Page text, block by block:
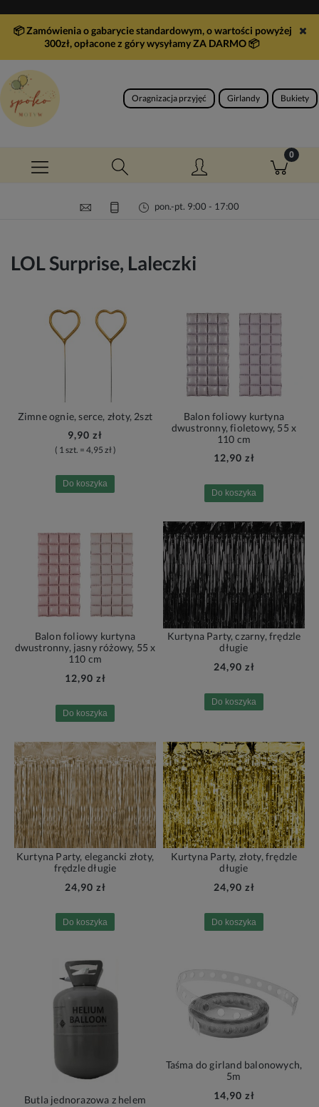
📦 Zamówienia o gabarycie standardowym, o wartości powyżej
300zł, opłacone z góry wysyłamy ZA DARMO📦
Oragnizacja przyjęć Girlandy Bukiety
pon.-pt. 9:00 - 17:00
LOL Surprise, Laleczki
Zimne ognie, serce, złoty, 2szt
9,90 zł
( 1 szt. = 4,95 zł )
Do koszyka
Balon foliowy kurtyna
dwustronny, fioletowy, 55 x
110 cm
12,90 zł
Do koszyka
Balon foliowy kurtyna
dwustronny, jasny różowy, 55 x
110 cm
12,90 zł
Do koszyka
Kurtyna Party, czarny, frędzle
długie
24,90 zł
Do koszyka
Kurtyna Party, elegancki złoty,
frędzle długie
24,90 zł
Do koszyka
Kurtyna Party, złoty, frędzle
długie
24,90 zł
Do koszyka
Butla jednorazowa z helem
Taśma do girland balonowych,
5m
14,90 zł